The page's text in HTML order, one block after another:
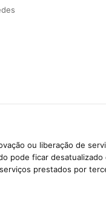
ou liberação de
pode ficar desatualizado
prestados por